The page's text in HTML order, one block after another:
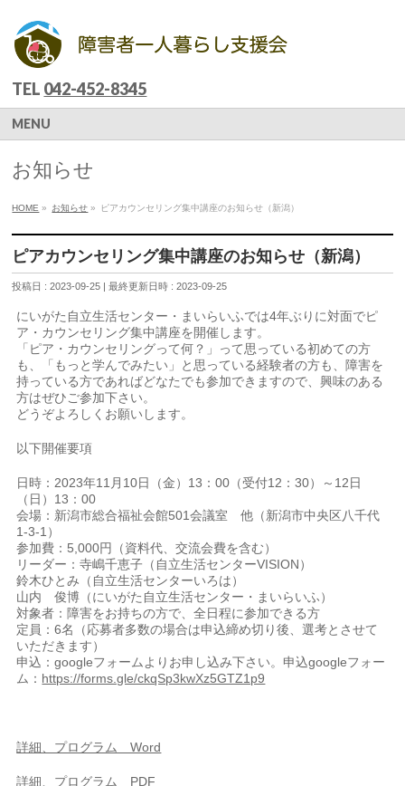
TEL 042-452-8345
MENU
お知らせ
HOME » お知らせ » ピアカウンセリング集中講座のお知らせ（新潟）
ピアカウンセリング集中講座のお知らせ（新潟）
投稿日 : 2023-09-25 最終更新日時 : 2023-09-25
にいがた自立生活センター・まいらいふでは4年ぶりに対面でピ
ア・カウンセリング集中講座を開催します。
「ピア・カウンセリングって何？」って思っている初めての方
も、「もっと学んでみたい」と思っている経験者の方も、障害を
持っている方であればどなたでも参加できますので、興味のある
方はぜひご参加下さい。
どうぞよろしくお願いします。
以下開催要項
日時： 2023年11月10日（金）13：00 （受付12：30）～ 12日
（日）13：00
会場： 新潟市総合福祉会館501会議室 他（新潟市中央区八千代
1-3-1 ）
参加費：5,000円（資料代、交流会費を含む）
リーダー：寺嶋千恵子（自立生活センターVISION）
鈴木ひとみ（自立生活センターいろは）
山内 俊博（にいがた自立生活センター・まいらいふ）
対象者：障害をお持ちの方で、全日程に参加できる方
定員：6名（応募者多数の場合は申込締め切り後、選考とさせて
いただきます）
申込：googleフォームよりお申し込み下さい。申込googleフォー
ム： https://forms.gle/ckqSp3kwXz5GTZ1p9
詳細、プログラム Word
詳細、プログラム PDF